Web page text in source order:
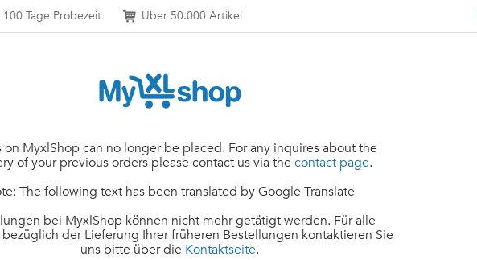
100 Tage Probezeit Über 50.000 Artikel
on MyxlShop can no longer be placed. For any inquires about the
of your previous orders please contact us via the contact page.
The following text has been translated by Google Translate
bei MyxlShop können nicht mehr getätigt werden. Für alle
der Lieferung Ihrer früheren Bestellungen kontaktieren Sie
uns bitte über die Kontaktseite.